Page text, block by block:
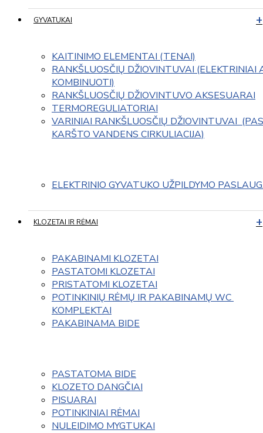
GYVATUKAI
KAITINIMO ELEMENTAI (TENAI)
RANKŠLUOSČIŲ DŽIOVINTUVAI (ELEKTRINIAI
KOMBINUOTI)
RANKŠLUOSČIŲ DŽIOVINTUVO AKSESUARAI
TERMOREGULIATORIAI
VARINIAI RANKŠLUOSČIŲ DŽIOVINTUVAI
KARŠTO VANDENS CIRKULIACIJA)
ELEKTRINIO GYVATUKO UŽPILDYMO
KLOZETAI IR RĖMAI
PAKABINAMI KLOZETAI
PASTATOMI KLOZETAI
PRISTATOMI KLOZETAI
POTINKINIŲ RĖMŲ IR PAKABINAMŲ WC
KOMPLEKTAI
PAKABINAMA BIDE
PASTATOMA BIDE
KLOZETO DANGČIAI
PISUARAI
POTINKINIAI RĖMAI
NULEIDIMO MYGTUKAI